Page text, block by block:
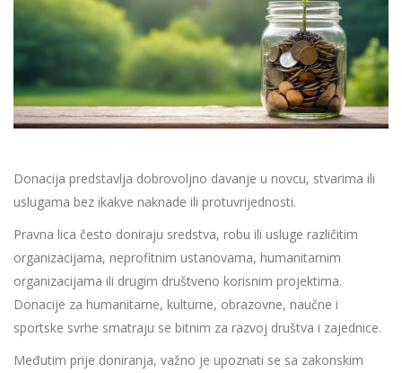
Donacija predstavlja dobrovoljno davanje u novcu, stvarima ili
uslugama bez ikakve naknade ili protuvrijednosti.
Pravna lica često doniraju sredstva, robu ili usluge različitim
organizacijama, neprofitnim ustanovama, humanitarnim
organizacijama ili drugim društveno korisnim projektima.
Donacije za humanitarne, kulturne, obrazovne, naučne i
sportske svrhe smatraju se bitnim za razvoj društva i zajednice.
Međutim prije doniranja, važno je upoznati se sa zakonskim